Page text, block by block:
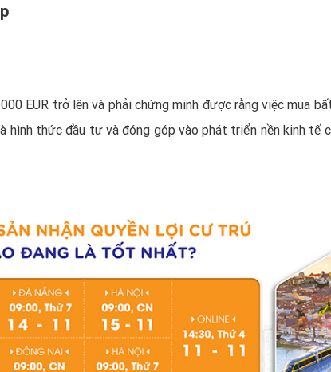
EUR trở lên và phải chứng minh được rằng việc mua
hình thức đầu tư và đóng góp vào phát triển nền kinh tế